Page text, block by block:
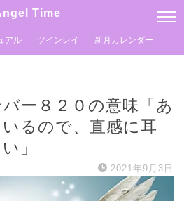
Time
アル ツインレイ 新月カレンダー
ー８２０の意味「あ
るので、直感に耳
」
2021年9月3日